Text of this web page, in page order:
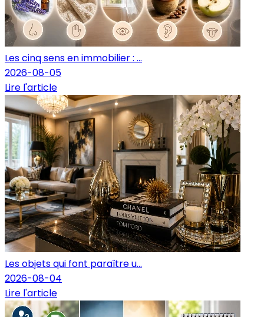
Les cinq sens en immobilier : ...
2026-08-05
Lire l'article
Les objets qui font paraître u...
2026-08-04
Lire l'article